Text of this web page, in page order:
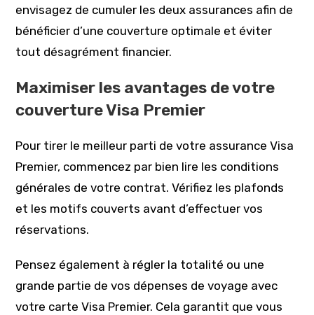
envisagez de cumuler les deux assurances afin de
bénéficier d’une couverture optimale et éviter
tout désagrément financier.
Maximiser les avantages de votre
couverture Visa Premier
Pour tirer le meilleur parti de votre assurance Visa
Premier, commencez par bien lire les conditions
générales de votre contrat. Vérifiez les plafonds
et les motifs couverts avant d’effectuer vos
réservations.
Pensez également à régler la totalité ou une
grande partie de vos dépenses de voyage avec
votre carte Visa Premier. Cela garantit que vous